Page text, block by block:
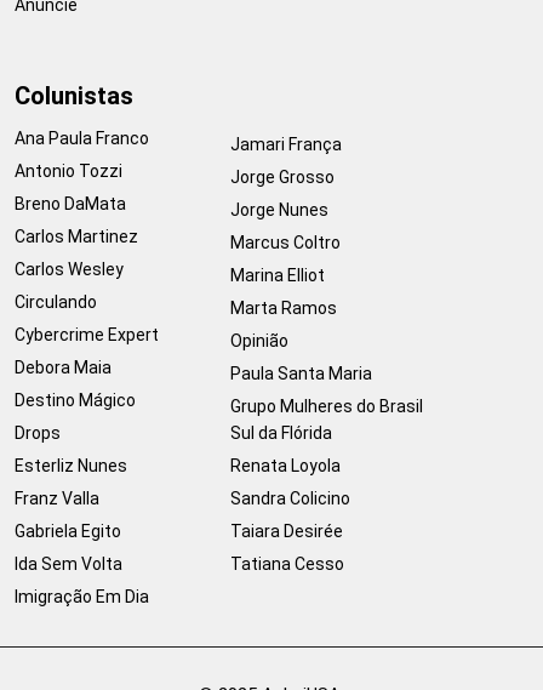
Anuncie
Colunistas
Ana Paula Franco
Antonio Tozzi
Breno DaMata
Carlos Martinez
Carlos Wesley
Circulando
Cybercrime Expert
Debora Maia
Destino Mágico
Drops
Esterliz Nunes
Franz Valla
Gabriela Egito
Ida Sem Volta
Imigração Em Dia
Jamari França
Jorge Grosso
Jorge Nunes
Marcus Coltro
Marina Elliot
Marta Ramos
Opinião
Paula Santa Maria
Grupo Mulheres do Brasil
Sul da Flórida
Renata Loyola
Sandra Colicino
Taiara Desirée
Tatiana Cesso